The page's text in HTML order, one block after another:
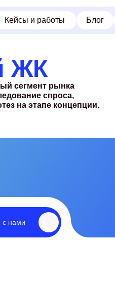
и работы Блог
ЖК
сегмент рынка
спроса,
на этапе концепции.
с нами